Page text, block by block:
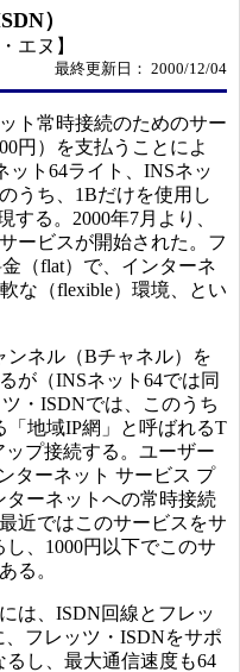
）
エヌ】
最終更新日： 2000/12/04
ト常時接続のためのサー
円）を支払うことによ
ット64ライト、INSネッ
うち、1Bだけを使用し
する。2000年7月より、
ービスが開始された。フ
（flat）で、インターネ
な（flexible）環境、とい
ネル（Bチャネル）を
が（INSネット64では同
・ISDNでは、このうち
地域IP網」と呼ばれるT
プ接続する。ユーザー
ターネット サービス プ
ターネットへの常時接続
近ではこのサービスをサ
、1000円以下でこのサ
る。
は、ISDN回線とフレッ
フレッツ・ISDNをサポ
し、最大通信速度も64